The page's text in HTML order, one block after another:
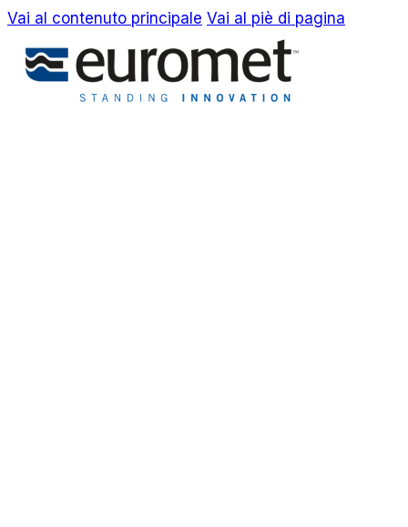
Vai al contenuto principale Vai al piè di pagina
IT
EN